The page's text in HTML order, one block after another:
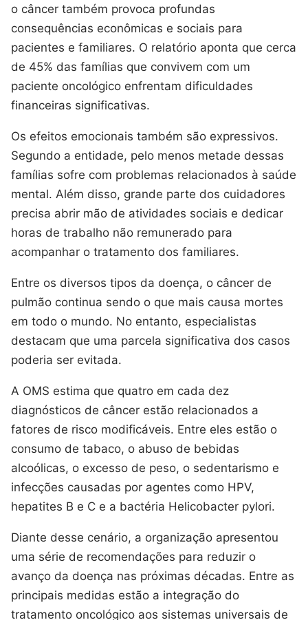
o câncer também provoca profundas
consequências econômicas e sociais para
pacientes e familiares. O relatório aponta que cerca
de 45% das famílias que convivem com um
paciente oncológico enfrentam dificuldades
financeiras significativas.
Os efeitos emocionais também são expressivos.
Segundo a entidade, pelo menos metade dessas
famílias sofre com problemas relacionados à saúde
mental. Além disso, grande parte dos cuidadores
precisa abrir mão de atividades sociais e dedicar
horas de trabalho não remunerado para
acompanhar o tratamento dos familiares.
Entre os diversos tipos da doença, o câncer de
pulmão continua sendo o que mais causa mortes
em todo o mundo. No entanto, especialistas
destacam que uma parcela significativa dos casos
poderia ser evitada.
A OMS estima que quatro em cada dez
diagnósticos de câncer estão relacionados a
fatores de risco modificáveis. Entre eles estão o
consumo de tabaco, o abuso de bebidas
alcoólicas, o excesso de peso, o sedentarismo e
infecções causadas por agentes como HPV,
hepatites B e C e a bactéria Helicobacter pylori.
Diante desse cenário, a organização apresentou
uma série de recomendações para reduzir o
avanço da doença nas próximas décadas. Entre as
principais medidas estão a integração do
tratamento oncológico aos sistemas universais de